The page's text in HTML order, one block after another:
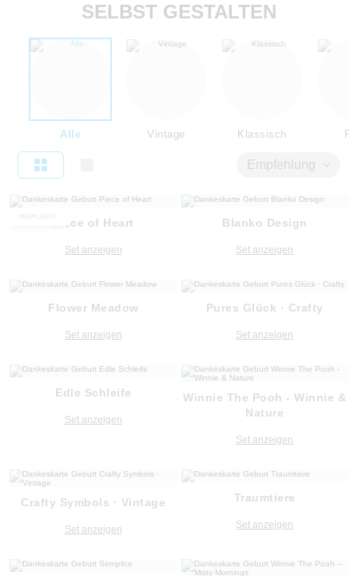
SELBST GESTALTEN
Alle Vintage Klassisch
Empfehlung
Piece of Heart
Set anzeigen
Blanko Design
Set anzeigen
Flower Meadow
Set anzeigen
Pures Glück · Crafty
Set anzeigen
Edle Schleife
Set anzeigen
Winnie The Pooh - Winnie &
Nature
Set anzeigen
Crafty Symbols · Vintage
Set anzeigen
Traumtiere
Set anzeigen